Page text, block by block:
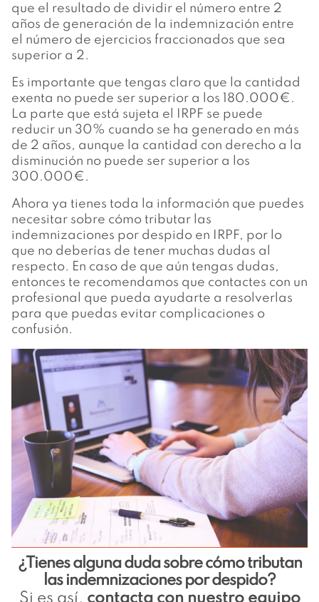
que el resultado de dividir el número entre 2
años de generación de la indemnización entre
el número de ejercicios fraccionados que sea
superior a 2.
Es importante que tengas claro que la cantidad
exenta no puede ser superior a los 180.000€.
La parte que está sujeta el IRPF se puede
reducir un 30% cuando se ha generado en más
de 2 años, aunque la cantidad con derecho a la
disminución no puede ser superior a los
300.000€.
Ahora ya tienes toda la información que puedes
necesitar sobre cómo tributar las
indemnizaciones por despido en IRPF, por lo
que no deberías de tener muchas dudas al
respecto. En caso de que aún tengas dudas,
entonces te recomendamos que contactes con un
profesional que pueda ayudarte a resolverlas
para que puedas evitar complicaciones o
confusión.
¿Tienes alguna duda sobre cómo tributan
las indemnizaciones por despido?
Si es así, contacta con nuestro equipo